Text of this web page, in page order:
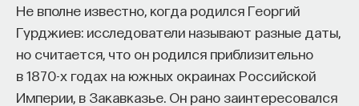
Не вполне известно, когда родился Георгий
Гурджиев: исследователи называют разные даты,
но считается, что он родился приблизительно
в 1870-х годах на южных окраинах Российской
Империи, в Закавказье. Он рано заинтересовался
Как устроен самый важный и таинственный
процесс в организме? Какую роль играет
состояние сна для жизни человека? Что
происходит с нами, пока мы спим: какие циклы